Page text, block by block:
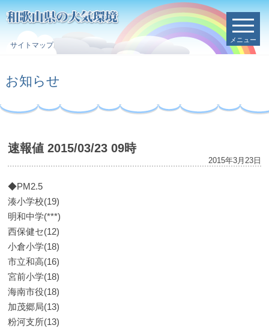
サイトマップ
メニュー
お知らせ
速報値 2015/03/23 09時
2015年3月23日
◆PM2.5
湊小学校(19)
明和中学(***)
西保健セ(12)
小倉小学(18)
市立和高(16)
宮前小学(18)
海南市役(18)
加茂郷局(13)
粉河支所(13)